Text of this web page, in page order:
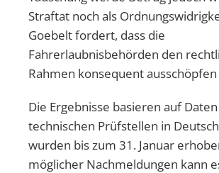
Straftat noch als
Goebelt fordert, dass die
Fahrerlaubnisbehörden den
Rahmen konsequent
Die Ergebnisse basieren auf
technischen Prüfstellen in
wurden bis zum 31. Januar
möglicher Nachmeldungen kann